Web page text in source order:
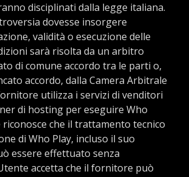
disciplinati dalla legge italiana.
dovesse insorgere
validità o esecuzione delle
sarà risolta da un arbitro
di comune accordo tra le parti o,
accordo, dalla Camera Arbitrale
utilizza i servizi di venditori
di hosting per eseguire Who
riconosce che il trattamento tecnico
di Who Play, incluso il suo
essere effettuato senza
accetta che il fornitore può